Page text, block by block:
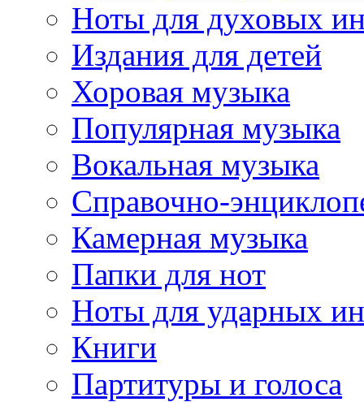
Ноты для духовых
Издания для детей
Хоровая музыка
Популярная музыка
Вокальная музыка
Справочно-
Камерная музыка
Папки для нот
Ноты для ударных
Книги
Партитуры и голоса